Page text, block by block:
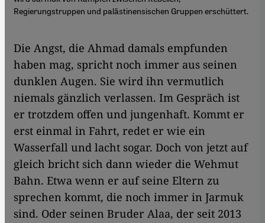
Regierungstruppen und palästinensischen Gruppen erschüttert.
Die Angst, die Ahmad damals empfunden
haben mag, spricht noch immer aus seinen
dunklen Augen. Sie wird ihn vermutlich
niemals gänzlich verlassen. Im Gespräch ist
er trotzdem offen und jungenhaft. Kommt er
erst einmal in Fahrt, redet er wie ein
Wasserfall und lacht sogar. Doch von jetzt auf
gleich bricht sich dann wieder die Wehmut
Bahn. Etwa wenn er auf seine Eltern zu
sprechen kommt, die noch immer in Jarmuk
sind. Oder seinen Bruder Alaa, der seit 2013